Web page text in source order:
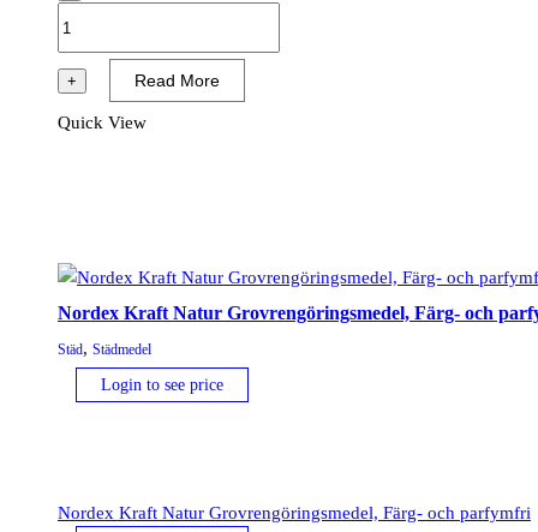
mängd
+ Read More
Quick View
Nordex Kraft Natur Grovrengöringsmedel, Färg- och
Städ, Städmedel
Login to see price
Nordex Kraft Natur Grovrengöringsmedel, Färg- och parfymfri